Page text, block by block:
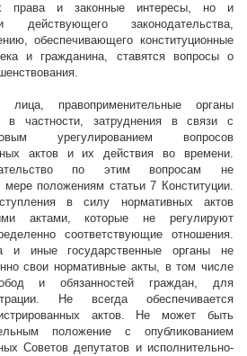
права и законные интересы, но и
действующего законодательства,
обеспечивающего конституционные
и гражданина, ставятся вопросы о
лица, правоприменительные органы
в частности, затруднения в связи с
урегулированием вопросов
актов и их действия во времени.
по этим вопросам не
мере положениям статьи 7 Конституции.
в силу нормативных актов
актами, которые не регулируют
соответствующие отношения.
и иные государственные органы не
свои нормативные акты, в том числе
и обязанностей граждан, для
Не всегда обеспечивается
актов. Не может быть
положение с опубликованием
Советов депутатов и исполнительно-